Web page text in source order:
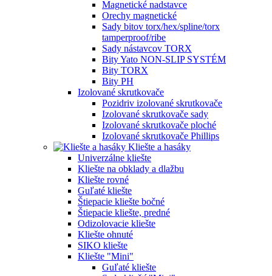
Magnetické nadstavce
Orechy magnetické
Sady bitov torx/hex/spline/torx
tamperproof/ribe
Sady nástavcov TORX
Bity Yato NON-SLIP SYSTÉM
Bity TORX
Bity PH
Izolované skrutkovače
Pozidriv izolované skrutkovače
Izolované skrutkovače sady
Izolované skrutkovače ploché
Izolované skrutkovače Phillips
Kliešte a hasáky
Univerzálne kliešte
Kliešte na obklady a dlažbu
Kliešte rovné
Guľaté kliešte
Štiepacie kliešte bočné
Štiepacie kliešte, predné
Odizolovacie kliešte
Kliešte ohnuté
SIKO kliešte
Kliešte "Mini"
Guľaté kliešte